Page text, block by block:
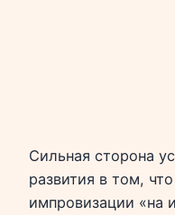
Сильная сторона
развития в том,
импровизации «на